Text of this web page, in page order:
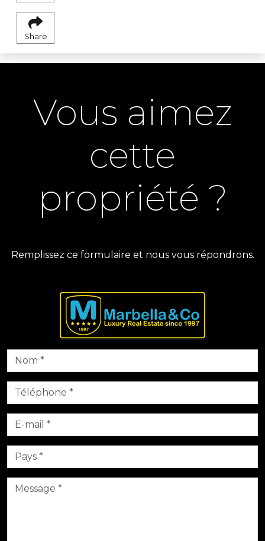
Share
Vous aimez
cette
propriété ?
Remplissez ce formulaire et nous vous répondrons.